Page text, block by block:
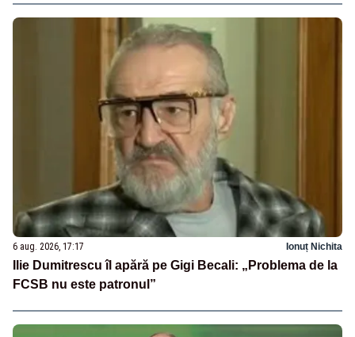
6 aug. 2026, 17:17 Ionuț Nichita
Ilie Dumitrescu îl apără pe Gigi Becali: „Problema de la
FCSB nu este patronul”